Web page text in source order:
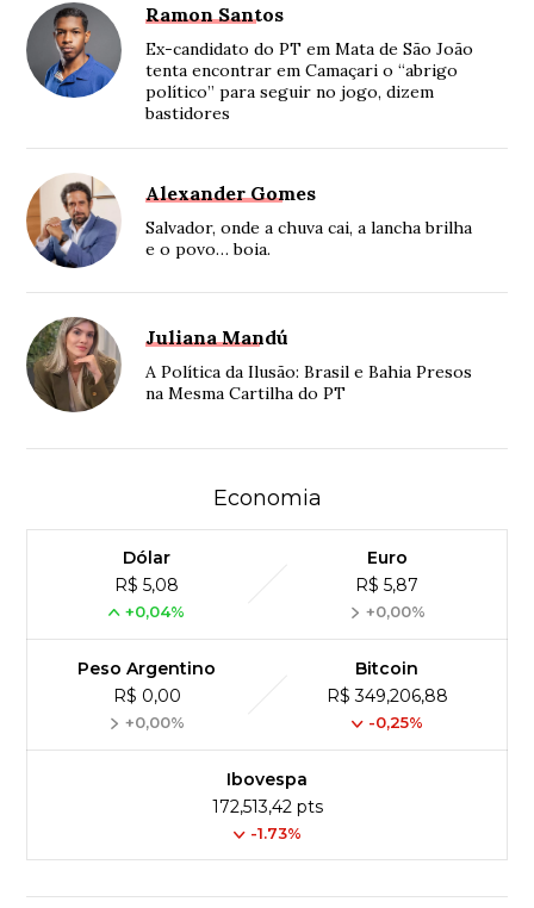
Ramon Santos
Ex-candidato do PT em Mata de São João
tenta encontrar em Camaçari o “abrigo
político” para seguir no jogo, dizem
bastidores
Alexander Gomes
Salvador, onde a chuva cai, a lancha brilha
e o povo… boia.
Juliana Mandú
A Política da Ilusão: Brasil e Bahia Presos
na Mesma Cartilha do PT
Economia
Dólar
R$ 5,08
+0,04%
Euro
R$ 5,87
+0,00%
Peso Argentino
R$ 0,00
+0,00%
Bitcoin
R$ 349,206,88
-0,25%
Ibovespa
172,513,42 pts
-1.73%